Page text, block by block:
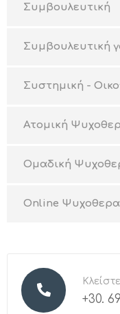
Συμβουλευτική
Συμβουλευτική
Συστημική -
Ατομική
Ομαδική
Online
+30.